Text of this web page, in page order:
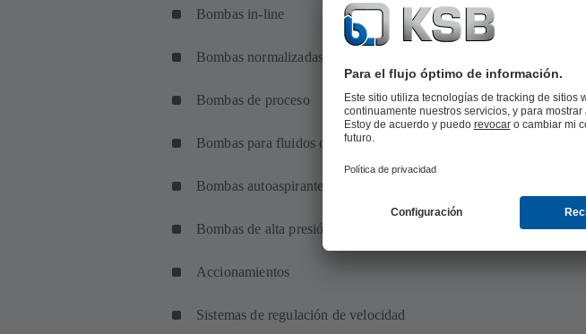
Bombas in-line
Bombas normalizadas / monobloc
Bombas de proceso
Bombas para fluidos con sólidos
Bombas autoaspirantes
Bombas de alta presión
Accionamientos
Sistemas de regulación de velocidad